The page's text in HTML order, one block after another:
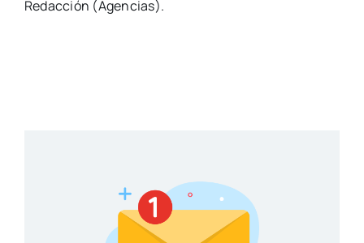
Redacción (Agencias).